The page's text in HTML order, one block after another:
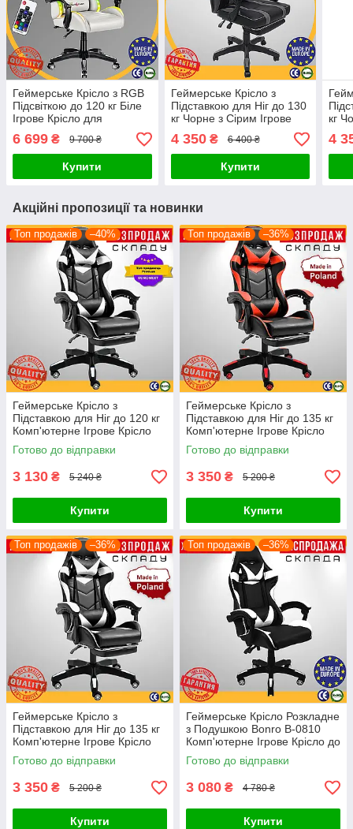
Геймерське Крісло з RGB
Підсвіткою до 120 кг Біле
Ігрове Крісло для
LED RGB White Поворотне
Польща
6 699 ₴ 9 700 ₴
Купити
Геймерське Крісло з
Підставкою для Ніг до 130
кг Чорне з Сірим Ігрове
Крісло для Геймерів Jumi
AGURI Комп'ютерне
Поворотне
4 350₴ 6 400 ₴
Купити
кг
4
Акційні пропозиції та новинки
Топ продажів –40%
Геймерське Крісло з
Підставкою для Ніг до 120 кг
Комп'ютерне Ігрове Крісло
для Геймера з Подушками
Bonro B-810 Біле Чорне
Готово до відправки
3 130 ₴ 5 240 ₴
Купити
Топ продажів –36%
Геймерське Крісло з
Підставкою для Ніг до 135 кг
Комп'ютерне Ігрове Крісло
для Геймера з Подушками
4Points Vecotti GT Червоне
Готово до відправки
3 350 ₴ 5 200 ₴
Купити
Топ продажів –36%
Геймерське Крісло з
Підставкою для Ніг до 135 кг
Комп'ютерне Ігрове Крісло
для Геймера з Подушками
4Points Vecotti GT Біле
Готово до відправки
3 350 ₴ 5 200 ₴
Купити
Топ продажів –36%
Геймерське Крісло Розкладне
з Подушкою Bonro B-0810
Комп'ютерне Ігрове Крісло до
120 кг Чорне - Біле
Готово до відправки
3 080 ₴ 4 780 ₴
Купити